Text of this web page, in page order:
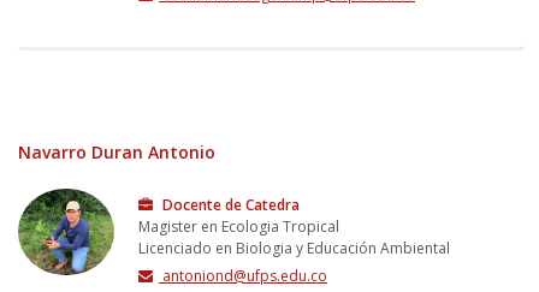
Navarro Duran Antonio
Docente de Catedra
Magister en Ecologia Tropical
Licenciado en Biologia y Educación Ambiental
antoniond@ufps.edu.co